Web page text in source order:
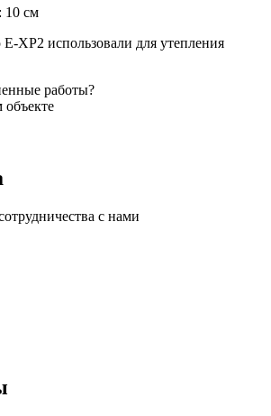
10 см
Е-ХР2 использовали для утепления
работы?
с нами